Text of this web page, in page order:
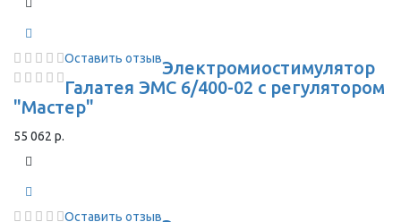
Оставить отзывЭлектромиостимулятор
Галатея ЭМС 6/400-02 с регулятором
"Мастер"
55 062 р.
Оставить отзыв